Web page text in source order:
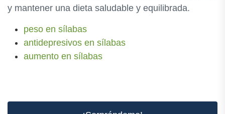
y mantener una dieta saludable y equilibrada.
peso en sílabas
antidepresivos en sílabas
aumento en sílabas